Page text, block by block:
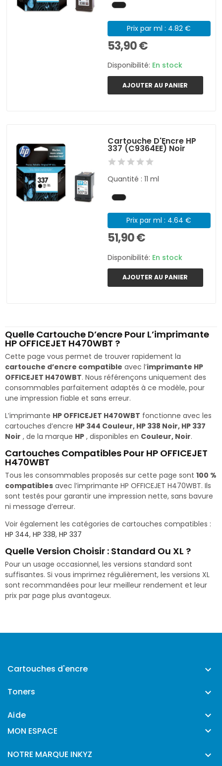
Prix par ml : 4.82 €
53,90 €
Disponibilité: En stock
AJOUTER AU PANIER
Cartouche D'Encre HP
337 (C9364EE) Noir
Quantité : 11 ml
Prix par ml : 4.64 €
51,90 €
Disponibilité: En stock
AJOUTER AU PANIER
Quelle Cartouche D’encre Pour L’imprimante
HP OFFICEJET H470WBT ?
Cette page vous permet de trouver rapidement la
cartouche d’encre compatible avec l’imprimante HP
OFFICEJET H470WBT. Nous référençons uniquement des
consommables parfaitement adaptés à ce modèle, pour
une impression fiable et sans erreur.
L’imprimante HP OFFICEJET H470WBT fonctionne avec les
cartouches d’encre HP 344 Couleur, HP 338 Noir, HP 337
Noir , de la marque HP , disponibles en Couleur, Noir.
Cartouches Compatibles Pour HP OFFICEJET
H470WBT
Tous les consommables proposés sur cette page sont 100 %
compatibles avec l’imprimante HP OFFICEJET H470WBT. Ils
sont testés pour garantir une impression nette, sans bavure
ni message d’erreur.
Voir également les catégories de cartouches compatibles :
HP 344, HP 338, HP 337
Quelle Version Choisir : Standard Ou XL ?
Pour un usage occasionnel, les versions standard sont
suffisantes. Si vous imprimez régulièrement, les versions XL
sont recommandées pour leur meilleur rendement et leur
prix par page plus avantageux.
Cartouches d'encre 
Toners 
Aide 
MON ESPACE 
NOTRE MARQUE INKYZ 